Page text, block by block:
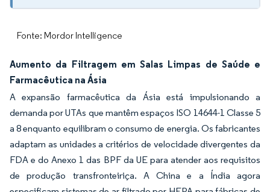
Fonte: Mordor Intelligence
Aumento da Filtragem em Salas Limpas de Saúde e
Farmacêutica na Ásia
A expansão farmacêutica da Ásia está impulsionando a
demanda por UTAs que mantêm espaços ISO 14644-1 Classe 5
a 8 enquanto equilibram o consumo de energia. Os fabricantes
adaptam as unidades a critérios de velocidade divergentes da
FDA e do Anexo 1 das BPF da UE para atender aos requisitos
de produção transfronteiriça. A China e a Índia agora